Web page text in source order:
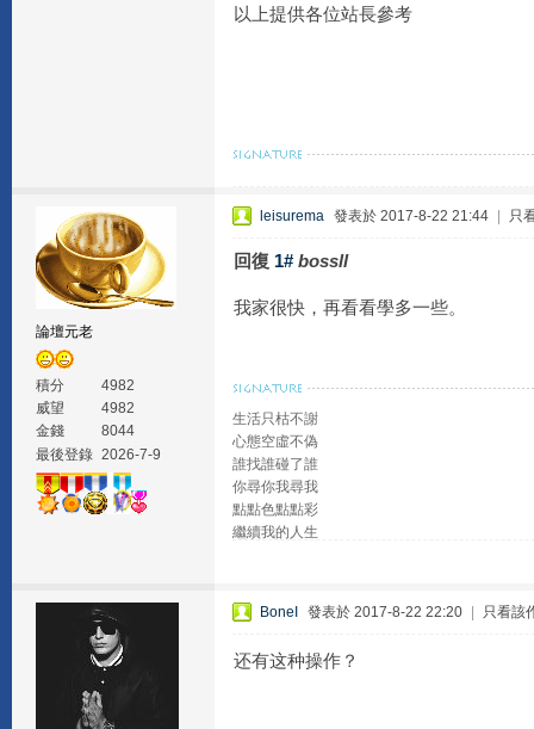
以上提供各位站長參考
論壇元老
積分
4982
威望
4982
金錢
8044
最後登錄 2026-7-9
leisurema 發表於 2017-8-22 21:44 只
回復 1# bossll
我家很快，再看看學多一些。
生活只枯不謝
心態空虛不偽
誰找誰碰了誰
你尋你我尋我
點點色點點彩
繼續我的人生
BoneI 發表於 2017-8-22 22:20 只看該
还有这种操作？